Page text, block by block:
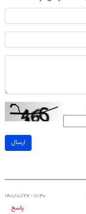
ارسال
۱۱:۳۰ - ۱۴۰۱/۰۱/۲۷
پاسخ